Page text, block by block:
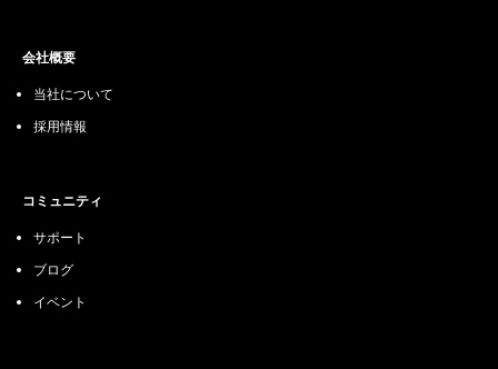
会社概要
当社について
採用情報
コミュニティ
サポート
ブログ
イベント